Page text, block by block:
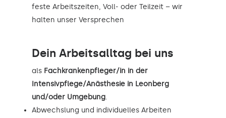
feste Arbeitszeiten, Voll- oder Teilzeit – wir
halten unser Versprechen
Dein Arbeitsalltag bei uns
als Fachkrankenpfleger/in in der
Intensivpflege/Anästhesie in Leonberg
und/oder Umgebung.
Abwechslung und individuelles Arbeiten